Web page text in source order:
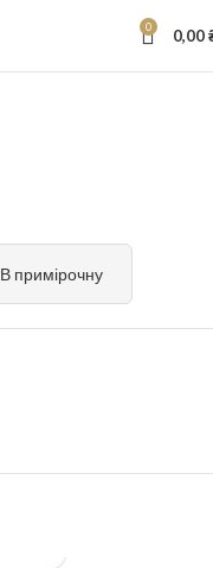
0 0,00
В примірочну